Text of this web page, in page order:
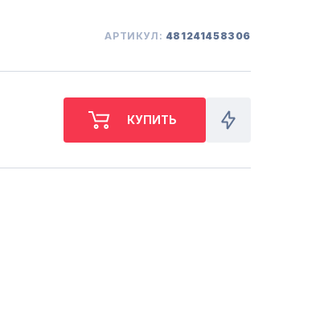
(063) 527 27 00
АРТИКУЛ: 481241458306